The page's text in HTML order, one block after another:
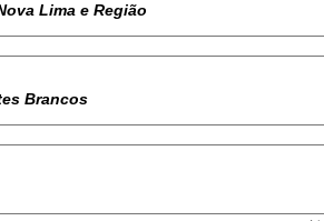
Lima e Região
Brancos